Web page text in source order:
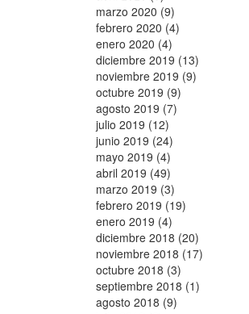
marzo 2020 (9)
febrero 2020 (4)
enero 2020 (4)
diciembre 2019 (13)
noviembre 2019 (9)
octubre 2019 (9)
agosto 2019 (7)
julio 2019 (12)
junio 2019 (24)
mayo 2019 (4)
abril 2019 (49)
marzo 2019 (3)
febrero 2019 (19)
enero 2019 (4)
diciembre 2018 (20)
noviembre 2018 (17)
octubre 2018 (3)
septiembre 2018 (1)
agosto 2018 (9)